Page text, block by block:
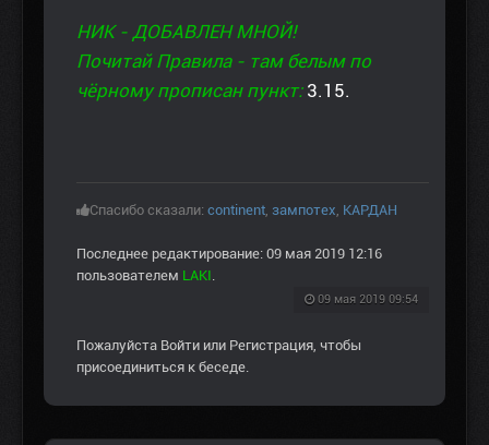
НИК - ДОБАВЛЕН МНОЙ!
Почитай Правила - там белым по
чёрному прописан пункт: 3.15.
Спасибо сказали: continent зампотех КАРДАН
Последнее редактирование: 09 мая 2019 12:16
пользователем LAKI
09 мая 2019 09:54
Пожалуйста Войти или Регистрация , чтобы
присоединиться к беседе.